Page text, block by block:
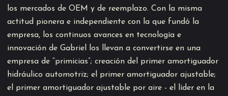
los mercados de OEM y de reemplazo. Con la misma
actitud pionera e independiente con la que fundó la
empresa, los continuos avances en tecnología e
innovación de Gabriel los llevan a convertirse en una
empresa de “primicias”; creación del primer amortiguador
hidráulico automotriz; el primer amortiguador ajustable;
el primer amortiguador ajustable por aire - el líder en la